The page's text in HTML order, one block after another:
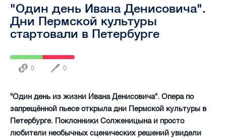
"Один день Ивана Денисовича".
Дни Пермской культуры
стартовали в Петербурге
0 0
"Один день из жизни Ивана Денисовича". Опера по
запрещённой пьесе открыла дни Пермской культуры в
Петербурге. Поклонники Солженицына и просто
любители необычных сценических решений увидели